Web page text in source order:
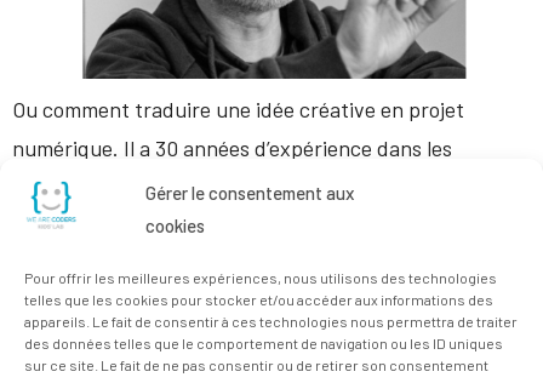
Gérer le consentement aux
cookies
Pour offrir les meilleures expériences, nous utilisons des technologies
telles que les cookies pour stocker et/ou accéder aux informations des
appareils. Le fait de consentir à ces technologies nous permettra de traiter
des données telles que le comportement de navigation ou les ID uniques
sur ce site. Le fait de ne pas consentir ou de retirer son consentement
Ou comment traduire une idée créative en projet
numérique. Il a 30 années d’expérience dans les
domaines des arts, du spectacle et de la technologie.
Aussi passionné de pédagogie, Frédéric Monnoye n’a
enseignées dans plusieurs pays européens. Et il vient de
rejoindre notre équipe en juin 2020. […]